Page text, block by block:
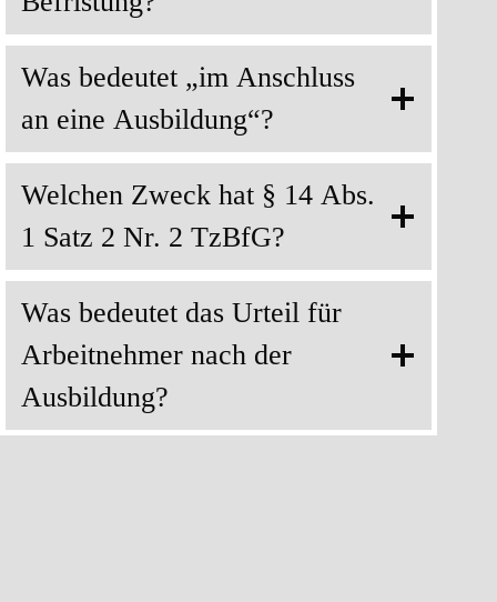
Was bedeutet „im Anschluss
an eine Ausbildung“?
Welchen Zweck hat § 14 Abs.
1 Satz 2 Nr. 2 TzBfG?
Was bedeutet das Urteil für
Arbeitnehmer nach der
Ausbildung?